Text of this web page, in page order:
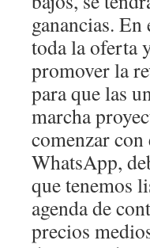
ganancias.
toda la oferta
promover la
para que las
marcha
comenzar
WhatsApp,
que tenemos
agenda de
precios